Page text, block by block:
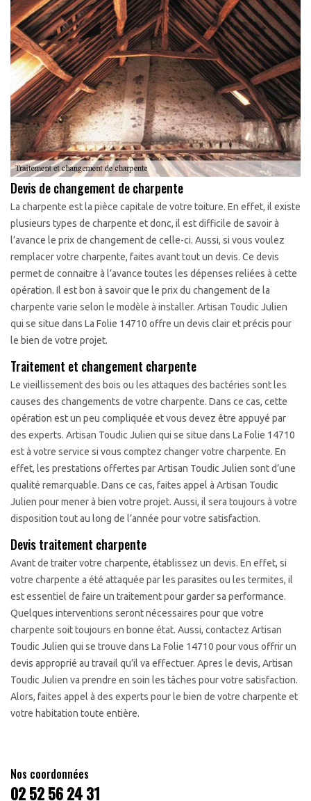
Devis de changement de charpente
La charpente est la pièce capitale de votre toiture. En effet, il existe
plusieurs types de charpente et donc, il est difficile de savoir à
l’avance le prix de changement de celle-ci. Aussi, si vous voulez
remplacer votre charpente, faites avant tout un devis. Ce devis
permet de connaitre à l’avance toutes les dépenses reliées à cette
opération. Il est bon à savoir que le prix du changement de la
charpente varie selon le modèle à installer. Artisan Toudic Julien
qui se situe dans La Folie 14710 offre un devis clair et précis pour
le bien de votre projet.
Traitement et changement charpente
Le vieillissement des bois ou les attaques des bactéries sont les
causes des changements de votre charpente. Dans ce cas, cette
opération est un peu compliquée et vous devez être appuyé par
des experts. Artisan Toudic Julien qui se situe dans La Folie 14710
est à votre service si vous comptez changer votre charpente. En
effet, les prestations offertes par Artisan Toudic Julien sont d’une
qualité remarquable. Dans ce cas, faites appel à Artisan Toudic
Julien pour mener à bien votre projet. Aussi, il sera toujours à votre
disposition tout au long de l’année pour votre satisfaction.
Devis traitement charpente
Avant de traiter votre charpente, établissez un devis. En effet, si
votre charpente a été attaquée par les parasites ou les termites, il
est essentiel de faire un traitement pour garder sa performance.
Quelques interventions seront nécessaires pour que votre
charpente soit toujours en bonne état. Aussi, contactez Artisan
Toudic Julien qui se trouve dans La Folie 14710 pour vous offrir un
devis approprié au travail qu’il va effectuer. Apres le devis, Artisan
Toudic Julien va prendre en soin les tâches pour votre satisfaction.
Alors, faites appel à des experts pour le bien de votre charpente et
votre habitation toute entière.
Nos coordonnées
02 52 56 24 31